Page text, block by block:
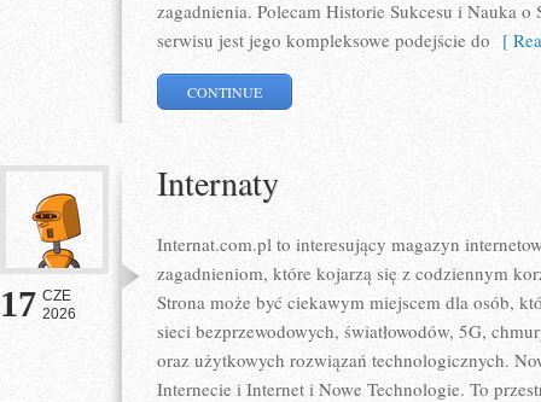
zagadnienia. Polecam Historie Sukcesu i Nauka
serwisu jest jego kompleksowe podejście do [
CONTINUE
17 CZE
2026
Internaty
Internat.com.pl to interesujący magazyn
zagadnieniom, które kojarzą się z codziennym
Strona może być ciekawym miejscem dla osób,
sieci bezprzewodowych, światłowodów, 5G,
oraz użytkowych rozwiązań technologicznych.
Internecie i Internet i Nowe Technologie. To